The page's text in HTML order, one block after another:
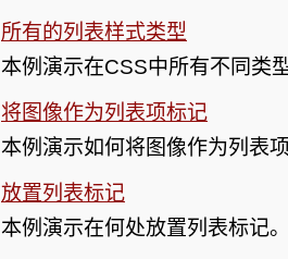
所有的列表样式类型
本例演示在CSS中所有不同类
将图像作为列表项标记
本例演示如何将图像作为列表
放置列表标记
本例演示在何处放置列表标记